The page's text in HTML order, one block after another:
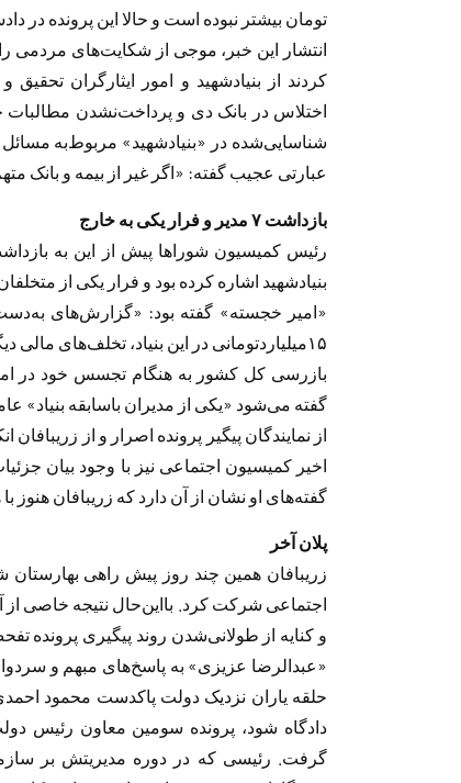
تومان بیشتر نبوده است و حالا این پرونده
کردند از بنیادشهید و امور ایثارگران
اختلاس در بانک دی و پرداخت‌نشدن مطالبات
شناسایی‌شده در «بنیادشهید» مربوط‌به
عبارتی عجیب گفته: «اگر غیر از بیمه و بانک
بازداشت ٧ مدیر و فرار یکی به خارج
رئیس کمیسیون شوراها پیش از این به
بنیادشهید اشاره کرده بود و فرار یکی از
«امیر خجسته» گفته بود: «گزارش‌های
١۵‌میلیارد‌تومانی در این بنیاد، تخلف‌های
گفته می‌شود «یکی از مدیران باسابقه بنیاد»
از نمایندگان پیگیر پرونده اصرار و از زریبافان
اخیر کمیسیون اجتماعی نیز با وجود بیان
گفته‌های او نشان از آن دارد که زریبافان
پلان آخر
زریبافان همین چند روز پیش راهی
اجتماعی شرکت کرد. بااین‌حال نتیجه خاصی
و کنایه از طولانی‌شدن روند پیگیری پرونده
«عبدالرضا عزیزی» به پاسخ‌های مبهم و
حلقه یاران نزدیک دولت پاکدست محمود
دادگاه شود، پرونده سومین معاون رئیس
گرفت. رئیسی که در دوره مدیریتش بر